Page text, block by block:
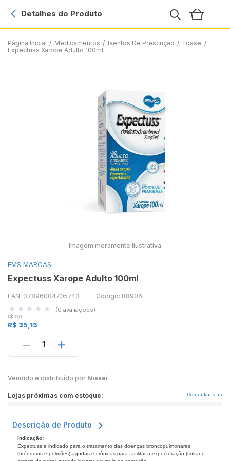
Página Inicial / Medicamentos / Isentos De Prescrição / Tosse /
Expectuss Xarope Adulto 100ml
Detalhes do Produto
Imagem meramente ilustrativa
EMS MARCAS
Expectuss Xarope Adulto 100ml
EAN: 07896004705743 Código: 88906
(0 avaliações)
R$ 36,00
R$ 35,15
1
Vendido e distribuído por Nissei
Lojas próximas com estoque: Consultar lojas
Descrição de Produto
Indicação:
Expectuss é indicado para o tratamento das doenças broncopulmonares
(brônquios e pulmões) agudas e crônicas para facilitar a expectoração (soltar o